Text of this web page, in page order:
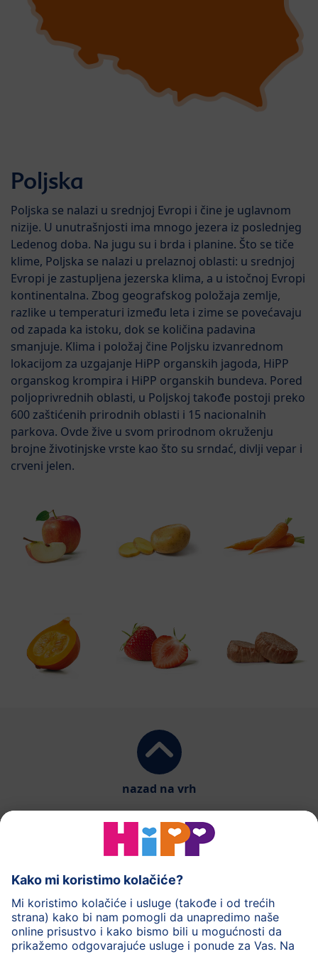
Poljska
Poljska se nalazi u srednjoj Evropi i čine je uglavnom
nizije. U unutrašnjosti ima mnogo jezera iz poslednjeg
Ledenog doba. Na jugu su i brda i planine. Što se tiče
klime, Poljska se nalazi u prelaznoj oblasti: u srednjoj
Evropi je zastupljena jezerska klima, a u istočnoj Evropi
kontinentalna. Zbog geografskog položaja zemlje,
razlike u temperaturi između leta i zime se povećavaju
od zapada ka istoku, dok se količina padavina
smanjuje. Klima i položaj čine Poljsku izvanrednom
lokacijom za uzgajanje HiPP organskih jagoda, HiPP
organskog krompira i HiPP organskih bundeva. Pored
poljoprivrednih oblasti, u Poljskoj takođe postoji preko
600 zaštićenih prirodnih oblasti i 15 nacionalnih
parkova. Ovde žive u svom prirodnom okruženju
brojne životinjske vrste kao što su srndać, divlji vepar i
crveni jelen.
nazad na vrh
HiPP mlečna hrana
HiPP hrana za bebe
HiPP Deca
HiPP nega HiPP trudnoća